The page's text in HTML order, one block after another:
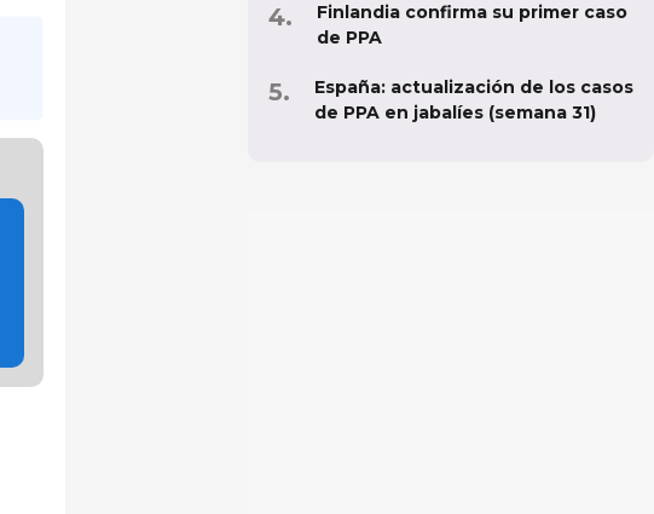
Finlandia confirma su primer caso
de PPA
España: actualización de los casos
de PPA en jabalíes (semana 31)